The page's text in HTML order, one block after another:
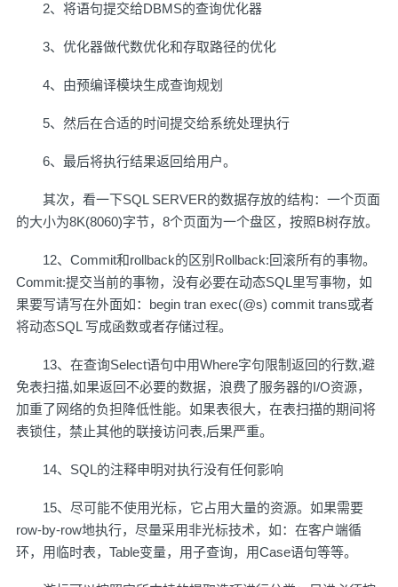
2、将语句提交给DBMS的查询优化器
3、优化器做代数优化和存取路径的优化
4、由预编译模块生成查询规划
5、然后在合适的时间提交给系统处理执行
6、最后将执行结果返回给用户。
其次，看一下SQL SERVER的数据存放的结构：一个页面
的大小为8K(8060)字节，8个页面为一个盘区，按照B树存放。
12、Commit和rollback的区别Rollback:回滚所有的事物。
Commit:提交当前的事物，没有必要在动态SQL里写事物，如
果要写请写在外面如：begin tran exec(@s) commit trans或者
将动态SQL 写成函数或者存储过程。
13、在查询Select语句中用Where字句限制返回的行数,避
免表扫描,如果返回不必要的数据，浪费了服务器的I/O资源，
加重了网络的负担降低性能。如果表很大，在表扫描的期间将
表锁住，禁止其他的联接访问表,后果严重。
14、SQL的注释申明对执行没有任何影响
15、尽可能不使用光标，它占用大量的资源。如果需要
row-by-row地执行，尽量采用非光标技术，如：在客户端循
环，用临时表，Table变量，用子查询，用Case语句等等。